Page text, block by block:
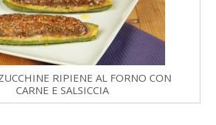
RIPIENE AL FORNO CON
CARNE E SALSICCIA